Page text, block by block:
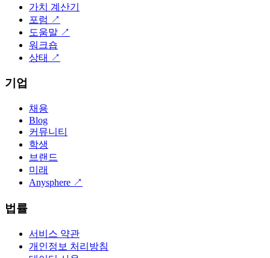
가치 계산기
포럼 ↗
도움말 ↗
워크숍
상태 ↗
기업
채용
Blog
커뮤니티
학생
브랜드
미래
Anysphere ↗
법률
서비스 약관
개인정보 처리방침